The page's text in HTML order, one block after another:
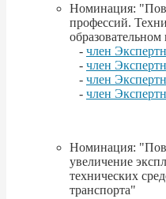
Номинация:
профессий.
образовательном
- член
- член
- член
- член
Номинация:
увеличение
технических
транспорта"